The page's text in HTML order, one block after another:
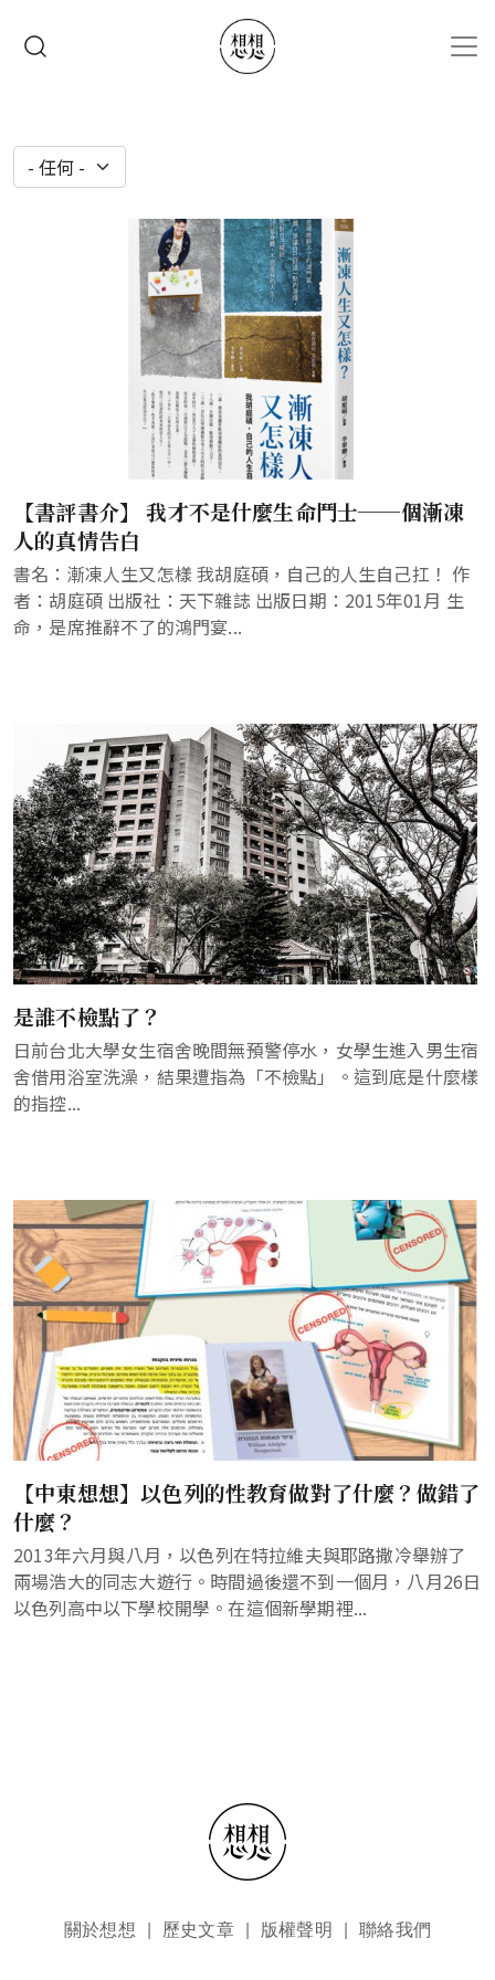
【書評書介】 我才不是什麼生命鬥士──個漸凍
人的真情告白
書名：漸凍人生又怎樣 我胡庭碩，自己的人生自己扛！ 作
者：胡庭碩 出版社：天下雜誌 出版日期：2015年01月 生
命，是席推辭不了的鴻門宴...
是誰不檢點了？
日前台北大學女生宿舍晚間無預警停水，女學生進入男生宿
舍借用浴室洗澡，結果遭指為「不檢點」。這到底是什麼樣
的指控...
【中東想想】以色列的性教育做對了什麼？做錯了
什麼？
2013年六月與八月，以色列在特拉維夫與耶路撒冷舉辦了
兩場浩大的同志大遊行。時間過後還不到一個月，八月26日
以色列高中以下學校開學。在這個新學期裡...
頁尾選單關於想想 歷史文章 版權聲明 聯絡我們